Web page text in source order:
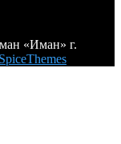
«Иман» г.
SpiceThemes